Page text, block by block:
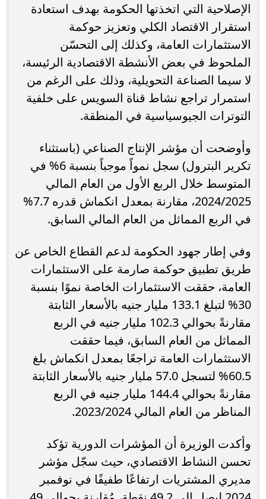
الإصلاحية التي اتخذتها الحكومة بهدف استعادة
استقرار الاقتصاد الكلي وتعزيز حوكمة
الاستثمارات العامة، وكذلك إلى التحسّن
الملحوظ في بعض الأنشطة الاقتصادية الرئيسة،
لا سيما الصناعة التحويلية، وذلك على الرغم من
استمرار تراجع نشاط قناة السويس على خلفية
التوترات الجيوسياسية في المنطقة.
وأوضحت أن مؤشر الإنتاج الصناعي (باستثناء
تكرير البترول) سجل نمواً موجباً بنسبة 6% في
المتوسط خلال الربع الأول من العام المالي
2024/2025، مقارنة بمعدل انكماش قدره 7.7%
في الربع المماثل من العام المالي السابق.
وفي إطار جهود الحكومة لدعم القطاع الخاص عن
طريق تطبيق حوكمة صارمة على الاستثمارات
العامة، حققت الاستثمارات الخاصة نموًا بنسبة
30% لتبلغ 133.1 مليار جنيه بالأسعار الثابتة
مقارنةً بحوالي 102.3 مليار جنيه في الربع
المماثل من العام السابق، فيما حققت
الاستثمارات العامة تراجعًا بمعدل انكماش بلغ
60.5% لتسجل 57.0 مليار جنيه بالأسعار الثابتة
مقارنةً بحوالي 144.4 مليار جنيه في الربع
المناظر من العام المالي 2023/2024.
وأكدت الوزيرة أن المؤشرات الدورية تؤكد
تحسن النشاط الاقتصادي، حيث سجّل مؤشر
مديري المشتريات ارتفاعًا طفيفًا في نوفمبر